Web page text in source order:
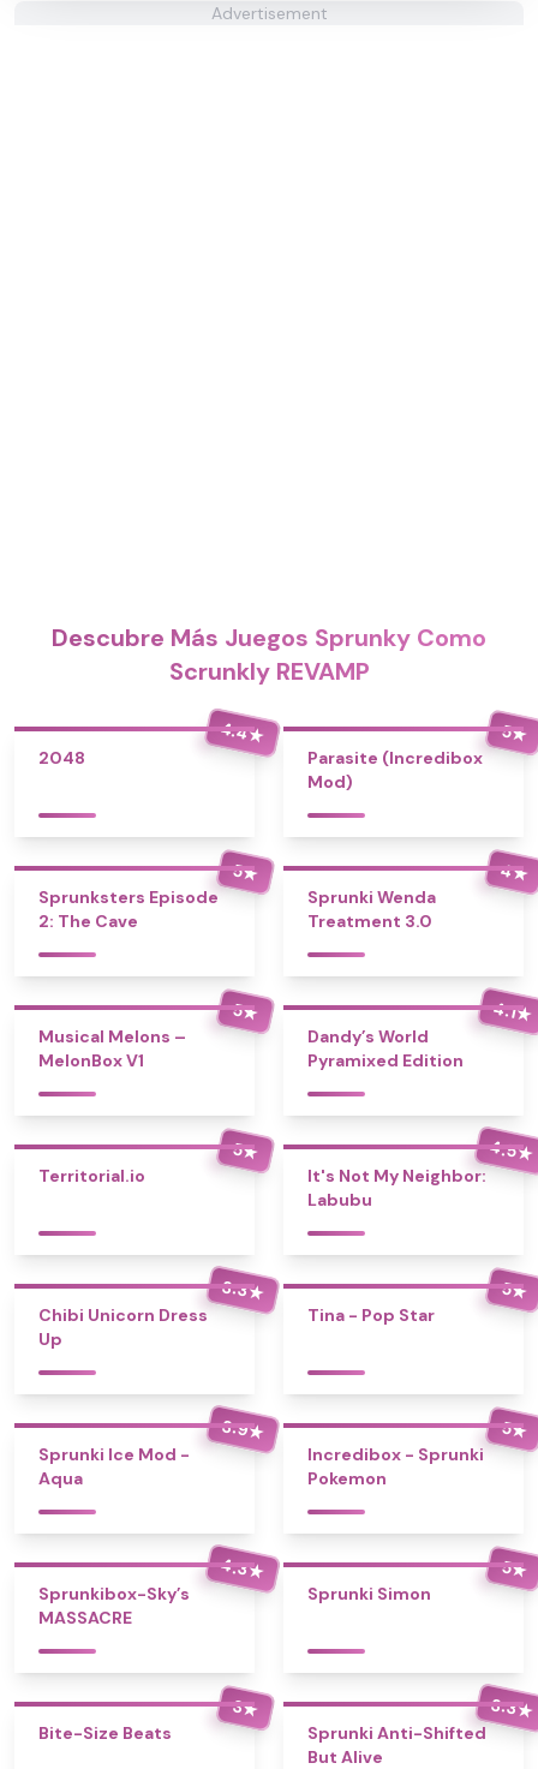
Advertisement
Descubre Más Juegos Sprunky Como
Scrunkly REVAMP
4.4★
2048
5★
Parasite (Incredibox
Mod)
5★
Sprunksters Episode
2: The Cave
4★
Sprunki Wenda
Treatment 3.0
5★
Musical Melons –
MelonBox V1
4.1★
Dandy’s World
Pyramixed Edition
5★
Territorial.io
4.5★
It's Not My Neighbor:
Labubu
3.3★
Chibi Unicorn Dress
Up
5★
Tina - Pop Star
3.9★
Sprunki Ice Mod -
Aqua
5★
Incredibox - Sprunki
Pokemon
4.3★
Sprunkibox-Sky’s
MASSACRE
5★
Sprunki Simon
3★
Bite-Size Beats
3.3★
Sprunki Anti-Shifted
But Alive